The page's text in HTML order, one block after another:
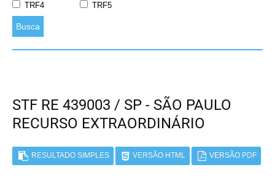
TRF4
TRF5
Busca
STF RE 439003 / SP - SÃO PAULO
RECURSO EXTRAORDINÁRIO
RESULTADO SIMPLES VERSÃO HTML VERSÃO PDF